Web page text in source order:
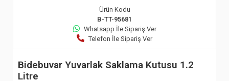
Ürün Kodu
B-TT-95681
Whatsapp İle Sipariş Ver
Telefon İle Sipariş Ver
Bidebuvar Yuvarlak Saklama Kutusu 1.2
Litre